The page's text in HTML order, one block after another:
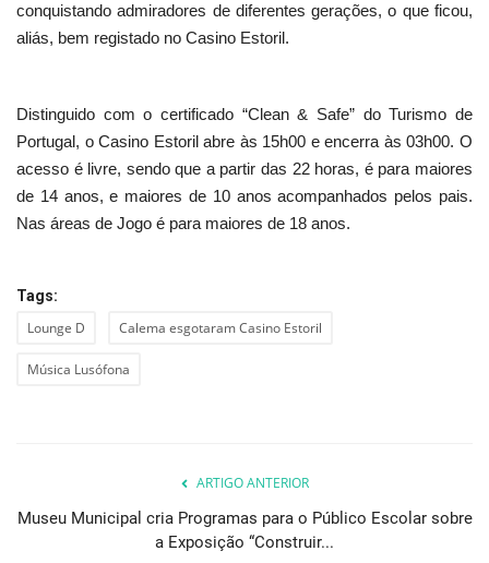
conquistando admiradores de diferentes gerações, o que ficou,
aliás, bem registado no Casino Estoril.
Distinguido com o certificado “Clean & Safe” do Turismo de
Portugal, o Casino Estoril abre às 15h00 e encerra às 03h00. O
acesso é livre, sendo que a partir das 22 horas, é para maiores
de 14 anos, e maiores de 10 anos acompanhados pelos pais.
Nas áreas de Jogo é para maiores de 18 anos.
Tags:
Lounge D Calema esgotaram Casino Estoril
Música Lusófona
ARTIGO ANTERIOR
Museu Municipal cria Programas para o Público Escolar sobre
a Exposição “Construir...